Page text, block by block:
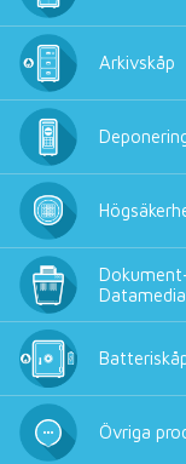
Arkivskåp
Övriga